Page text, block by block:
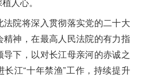
法院将深入贯彻落实党的二十大
神，在最高人民法院的有力指
下，以对长江母亲河的赤诚之
江“十年禁渔”工作，持续提升